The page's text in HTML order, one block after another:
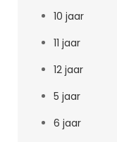
10 jaar
11 jaar
12 jaar
5 jaar
6 jaar